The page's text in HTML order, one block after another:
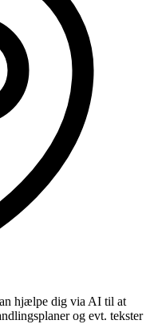
hjælpe dig via AI til at
og evt. tekster